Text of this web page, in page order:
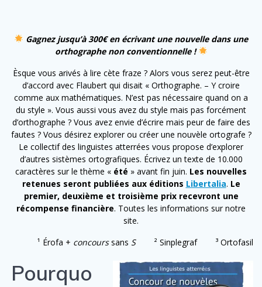
Gagnez jusqu’à 300€ en écrivant une nouvelle dans une
orthographe non conventionnelle !
Èsque vous arivés à lire cète fraze ? Alors vous serez peut-être
d’accord avec Flaubert qui disait « Orthographe. – Y croire
comme aux mathématiques. N’est pas nécessaire quand on a
du style ». Vous aussi vous avez du style mais pas forcément
d’orthographe ? Vous avez envie d’écrire mais peur de faire des
fautes ? Vous désirez explorer ou créer une nouvèle ortografe ?
Le collectif des linguistes atterrées vous propose d’explorer
d’autres sistèmes ortografiques. Écrivez un texte de 10.000
caractères sur le thème « été » avant fin juin. Les nouvelles
retenues seront publiées aux éditions Libertalia. Le
premier, deuxième et troisième prix recevront une
récompense financière. Toutes les informations sur notre
site.
¹ Érofa + concourssans S² Sinplegraf ³ Ortofasil
Pourquo